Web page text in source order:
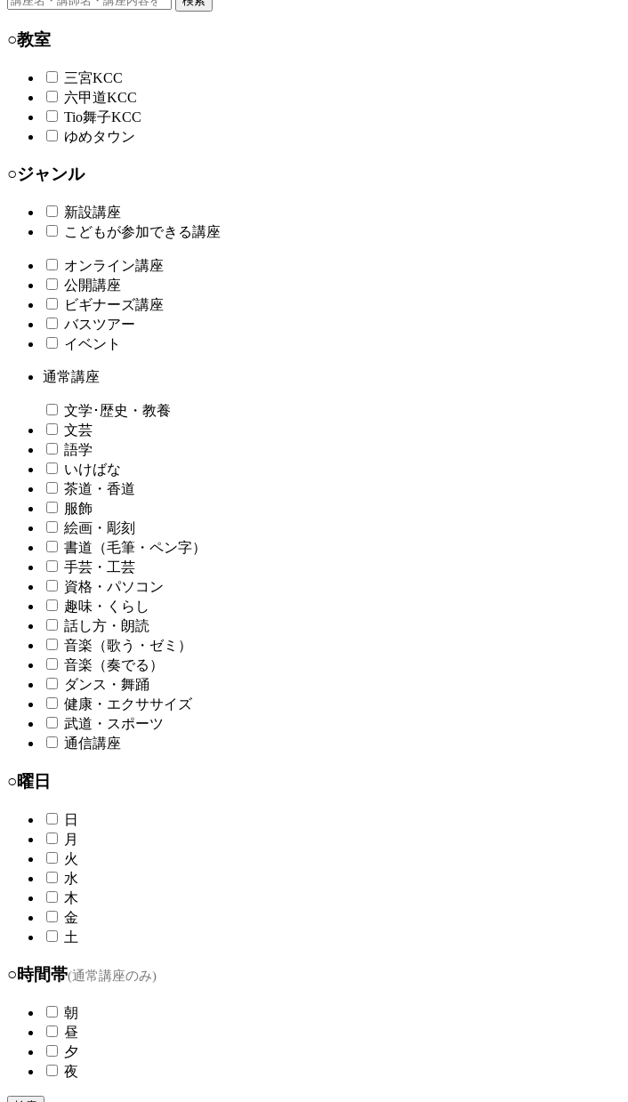
○教室
三宮KCC
六甲道KCC
Tio舞子KCC
ゆめタウン
○ジャンル
新設講座
こどもが参加できる講座
オンライン講座
公開講座
ビギナーズ講座
バスツアー
イベント
通常講座
文学･歴史・教養
文芸
語学
いけばな
茶道・香道
服飾
絵画・彫刻
書道（毛筆・ペン字）
手芸・工芸
資格・パソコン
趣味・くらし
話し方・朗読
音楽（歌う・ゼミ）
音楽（奏でる）
ダンス・舞踊
健康・エクササイズ
武道・スポーツ
通信講座
○曜日
日
月
火
水
木
金
土
○時間帯(通常講座のみ)
朝
昼
夕
夜